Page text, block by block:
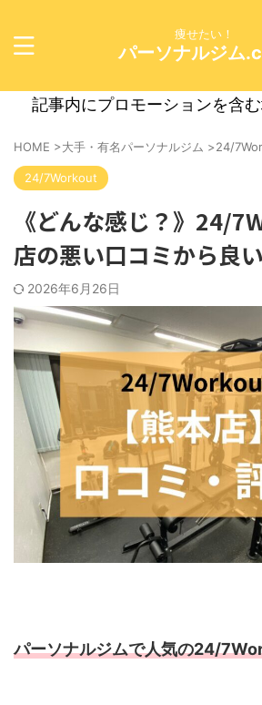
痩せたい！
パーソナルジム
記事内にプロモーションを含
HOME >大手・有名パーソナルジム >24/
24/7Workout
《どんな感じ？》24/
店の悪い口コミから良
2026年6月26日
パーソナルジムで人気の24/